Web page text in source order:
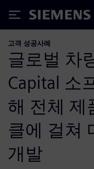
Siemens
고객 성공사례
글로벌 차
Capital 소
해 전체 제
클에 걸쳐
개발